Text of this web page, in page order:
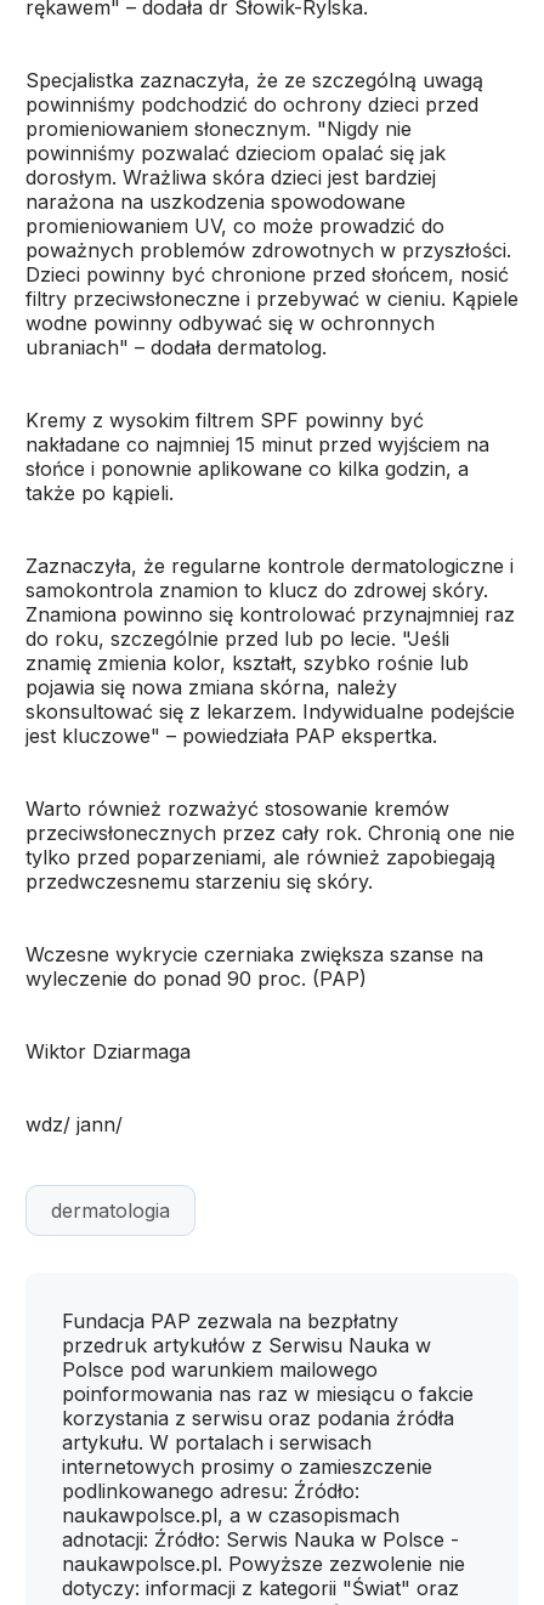
rękawem" – dodała dr Słowik-Rylska.
Specjalistka zaznaczyła, że ze szczególną uwagą
powinniśmy podchodzić do ochrony dzieci przed
promieniowaniem słonecznym. "Nigdy nie
powinniśmy pozwalać dzieciom opalać się jak
dorosłym. Wrażliwa skóra dzieci jest bardziej
narażona na uszkodzenia spowodowane
promieniowaniem UV, co może prowadzić do
poważnych problemów zdrowotnych w przyszłości.
Dzieci powinny być chronione przed słońcem, nosić
filtry przeciwsłoneczne i przebywać w cieniu. Kąpiele
wodne powinny odbywać się w ochronnych
ubraniach" – dodała dermatolog.
Kremy z wysokim filtrem SPF powinny być
nakładane co najmniej 15 minut przed wyjściem na
słońce i ponownie aplikowane co kilka godzin, a
także po kąpieli.
Zaznaczyła, że regularne kontrole dermatologiczne i
samokontrola znamion to klucz do zdrowej skóry.
Znamiona powinno się kontrolować przynajmniej raz
do roku, szczególnie przed lub po lecie. "Jeśli
znamię zmienia kolor, kształt, szybko rośnie lub
pojawia się nowa zmiana skórna, należy
skonsultować się z lekarzem. Indywidualne podejście
jest kluczowe" – powiedziała PAP ekspertka.
Warto również rozważyć stosowanie kremów
przeciwsłonecznych przez cały rok. Chronią one nie
tylko przed poparzeniami, ale również zapobiegają
przedwczesnemu starzeniu się skóry.
Wczesne wykrycie czerniaka zwiększa szanse na
wyleczenie do ponad 90 proc. (PAP)
Wiktor Dziarmaga
wdz/ jann/
dermatologia
Fundacja PAP zezwala na bezpłatny
przedruk artykułów z Serwisu Nauka w
Polsce pod warunkiem mailowego
poinformowania nas raz w miesiącu o fakcie
korzystania z serwisu oraz podania źródła
artykułu. W portalach i serwisach
internetowych prosimy o zamieszczenie
podlinkowanego adresu: Źródło:
naukawpolsce.pl, a w czasopismach
adnotacji: Źródło: Serwis Nauka w Polsce -
naukawpolsce.pl. Powyższe zezwolenie nie
dotyczy: informacji z kategorii "Świat" oraz